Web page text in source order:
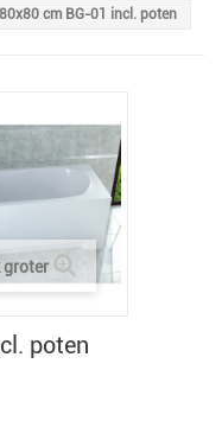
cm BG-01 incl. poten
groter
poten